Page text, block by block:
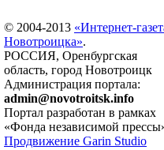
© 2004-2013 «Интернет-
Новотроицка».
РОССИЯ, Оренбургская
область, город Новотроицк
Администрация портала:
admin@novotroitsk.info
Портал разработан в рамках
«Фонда независимой
Продвижение Garin Studio